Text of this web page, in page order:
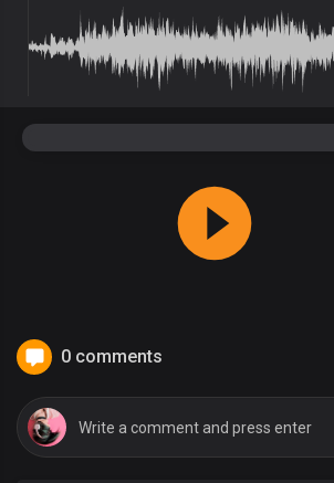
0 comments